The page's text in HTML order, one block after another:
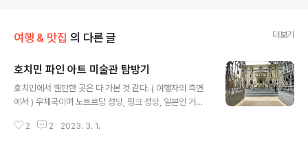
여행 & 맛집 의 다른 글 더보기
호치민 파인 아트 미술관 탐방기
호치민에서 웬만한 곳은 다 가본 것 같다. ( 여행자의 측면
에서 ) 우체국이며 노트르담 성당, 핑크 성당, 일본인 거리,
에 스트릿(커피빌딩), 오페라하우스, 여행자거리(부이비
2 2 2023. 3. 1.